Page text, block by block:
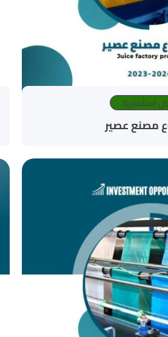
استثمارية
مصنع عصير